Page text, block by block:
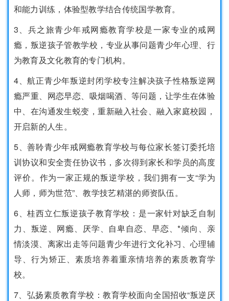
和能力训练，体验型教学结合传统国学教育。
3、兵之旅青少年戒网瘾教育学校是一家专业的戒网
瘾，叛逆孩子管教学校，专业从事问题青少年心理、行
为教育及文化教育的专门机构。
4、航正青少年叛逆封闭学校专注解决孩子性格叛逆网
瘾严重、网恋早恋、吸烟喝酒、等问题，让学生在体验
中、在沟通发生蜕变，重新融入社会、融入家庭校园，
开启新的人生。
5、善聆青少年戒网瘾教育学校与每位家长签订委托培
训协议和安全责任协议书，多次得到家长和学员的高度
评价。作为一家正规的叛逆学校，我们拥有一支“学为
人师，师为世范”、教学技艺精湛的师资队伍。
6、桂西立仁叛逆孩子教育学校：是一家针对缺乏自制
力、叛逆、网瘾、厌学、自卑自恋、早恋、*倾向、亲
情淡漠、离家出走等问题青少年进行文化补习、心理辅
导、行为矫正、素质培养着重亲情培养的素质教育学
校。
7、弘扬素质教育学校：教育学校面向全国招收“叛逆厌